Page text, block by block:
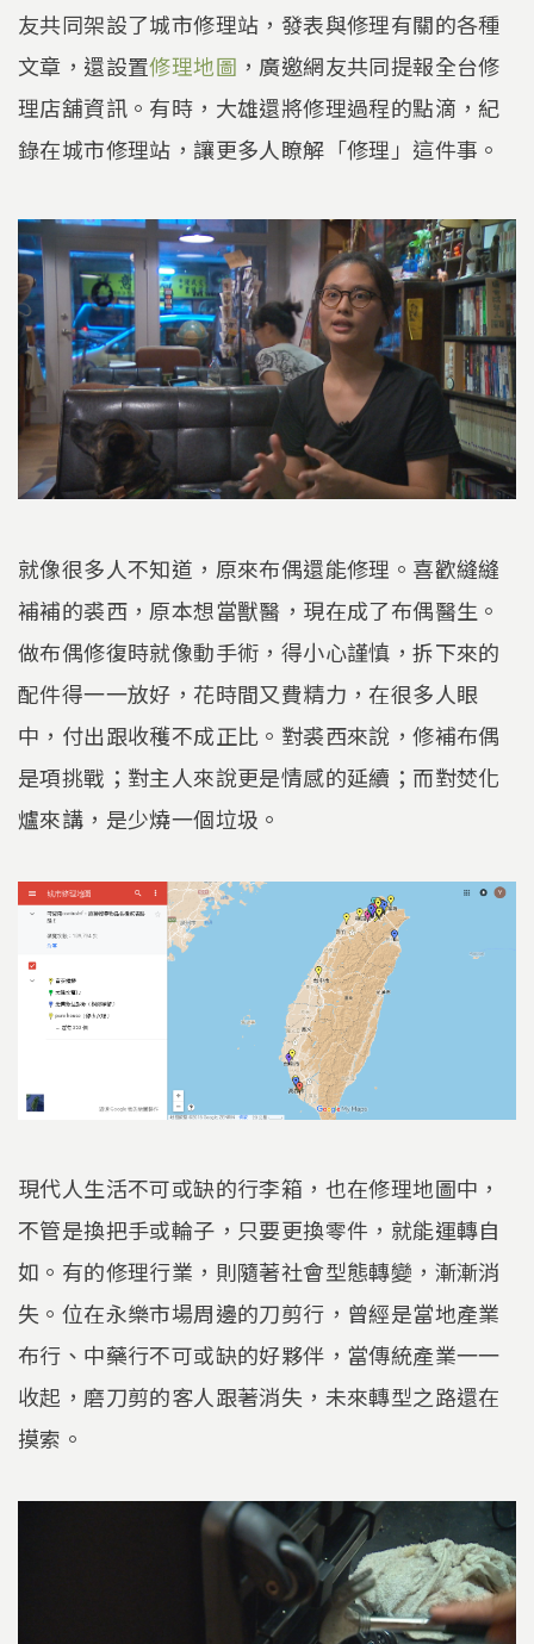
友共同架設了城市修理站，發表與修理有關的各種
文章，還設置修理地圖 ，廣邀網友共同提報全台修
理店舖資訊。有時，大雄還將修理過程的點滴，紀
錄在城市修理站，讓更多人瞭解「修理」這件事。
就像很多人不知道，原來布偶還能修理。喜歡縫縫
補補的裘西，原本想當獸醫，現在成了布偶醫生。
做布偶修復時就像動手術，得小心謹慎，拆下來的
配件得一一放好，花時間又費精力，在很多人眼
中，付出跟收穫不成正比。對裘西來說，修補布偶
是項挑戰；對主人來說更是情感的延續；而對焚化
爐來講，是少燒一個垃圾。
現代人生活不可或缺的行李箱，也在修理地圖中，
不管是換把手或輪子，只要更換零件，就能運轉自
如。有的修理行業，則隨著社會型態轉變，漸漸消
失。位在永樂市場周邊的刀剪行，曾經是當地產業
布行、中藥行不可或缺的好夥伴，當傳統產業一一
收起，磨刀剪的客人跟著消失，未來轉型之路還在
摸索。